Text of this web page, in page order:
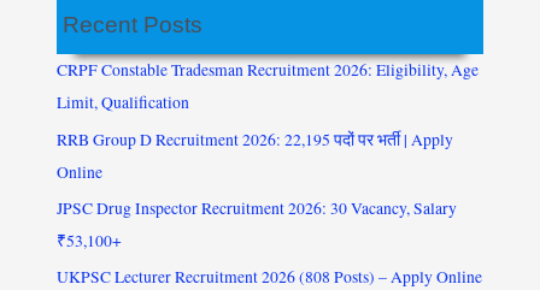
Recent Posts
CRPF Constable Tradesman Recruitment 2026: Eligibility, Age
Limit, Qualification
RRB Group D Recruitment 2026: 22,195 पदों पर भर्ती | Apply
Online
JPSC Drug Inspector Recruitment 2026: 30 Vacancy, Salary
₹53,100+
UKPSC Lecturer Recruitment 2026 (808 Posts) – Apply Online